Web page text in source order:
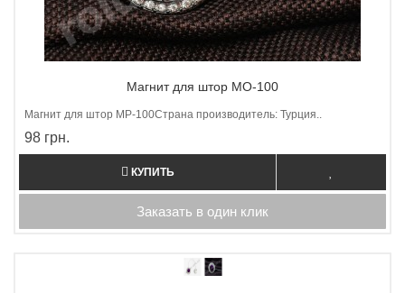
Магнит для штор MO-100
Магнит для штор МP-100Страна производитель: Турция..
98 грн.
КУПИТЬ
Заказать в один клик